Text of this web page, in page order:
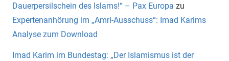
Dauerpersilschein des Islams!“ – Pax Europa zu
Expertenanhörung im „Amri-Ausschuss“: Imad Karims
Analyse zum Download
Imad Karim im Bundestag: „Der Islamismus ist der